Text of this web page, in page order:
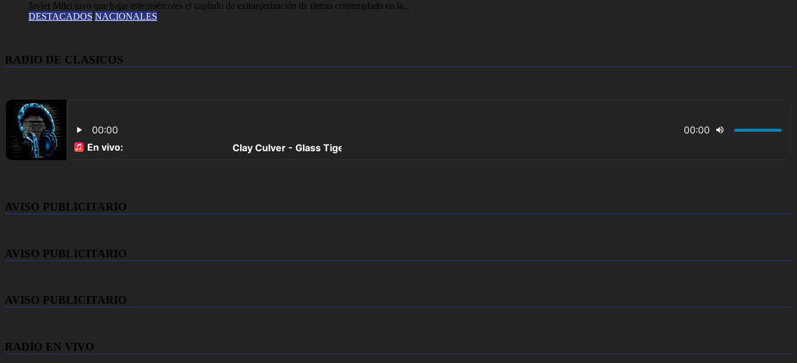
Javier Milei tuvo que bajar este miércoles el capítulo de extranjerización de tierras contemplado en la...
DESTACADOS NACIONALES
RADIO DE CLASICOS
AVISO PUBLICITARIO
AVISO PUBLICITARIO
AVISO PUBLICITARIO
RADIO EN VIVO